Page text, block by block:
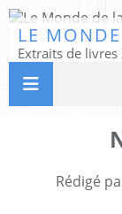
Rédigé